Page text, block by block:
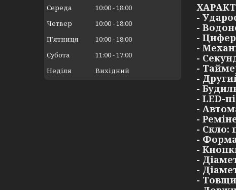
-
-
-
-
-
-
-
-
- LED-
-
-
- Скло:
-
-
-
-
-
Середа
10:00 18:00
Четвер
10:00 18:00
Пʼятниця
10:00 18:00
Субота
11:00 17:00
Неділя
Вихідний